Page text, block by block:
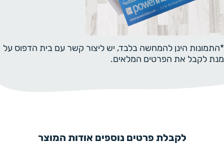
*התמונות הינן להמחשה בלבד, יש ליצור קשר עם בית הדפוס על
מנת לקבל את הפרטים המלאים.
לקבלת פרטים נוספים אודות המוצר